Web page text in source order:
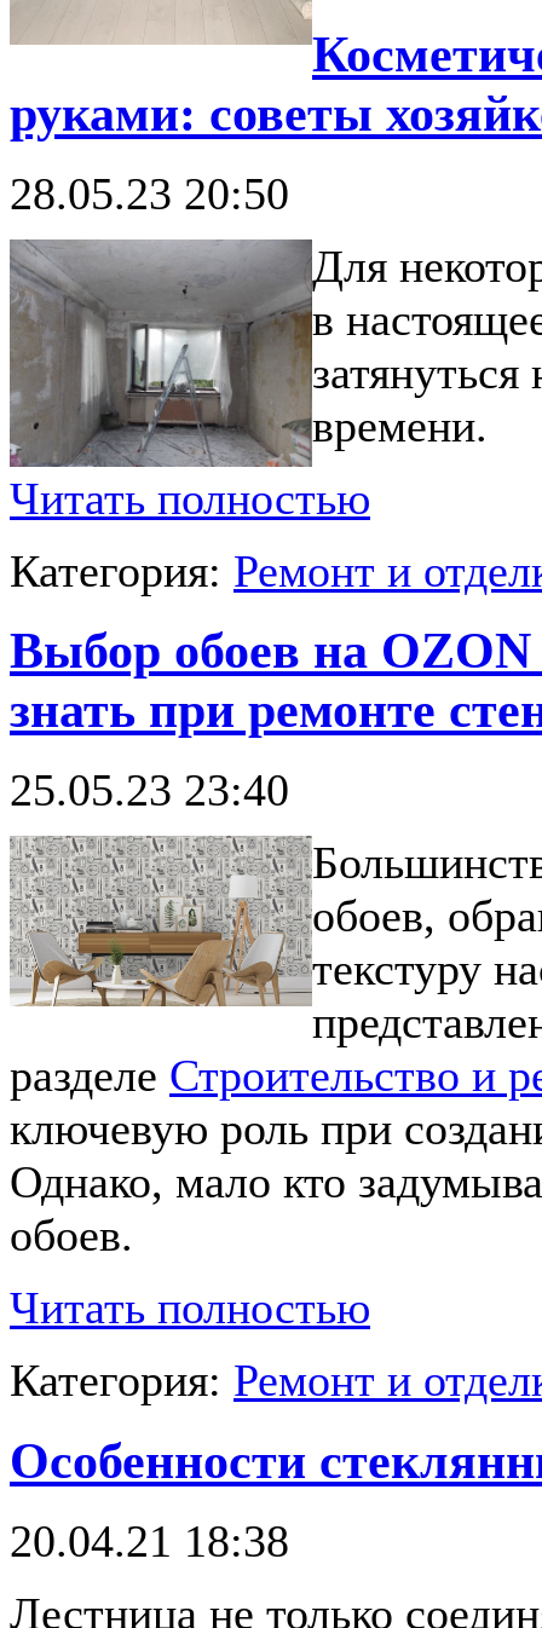
руками: советы
28.05.23 20:50
Для
в
времени.
Читать полностью
Категория: Ремонт и
Выбор обоев на
знать при ремонте
25.05.23 23:40
обоев,
текстуру
разделе Строительство и
ключевую роль при
Однако, мало кто
обоев.
Читать полностью
Категория: Ремонт и
Особенности
20.04.21 18:38
Лестница не только